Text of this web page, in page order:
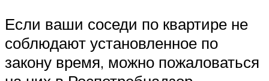
Если ваши соседи по квартире не
соблюдают установленное по
закону время, можно пожаловаться